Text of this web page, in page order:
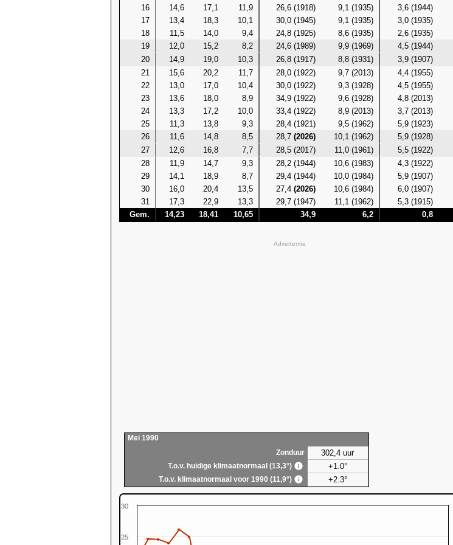
16
14,6 17,1 11,9 26,6 (1918) 9,1 (1935) 3,6 (1944)
17
13,4 18,3 10,1 30,0 (1945) 9,1 (1935) 3,0 (1935)
18
11,5 14,0 9,4 24,8 (1925) 8,6 (1935) 2,6 (1935)
19
12,0 15,2 8,2 24,6 (1989) 9,9 (1969) 4,5 (1944)
20
14,9 19,0 10,3 26,8 (1917) 8,8 (1931) 3,9 (1907)
21
15,6 20,2 11,7 28,0 (1922) 9,7 (2013) 4,4 (1955)
22
13,0 17,0 10,4 30,0 (1922) 9,3 (1928) 4,5 (1955)
23
13,6 18,0 8,9 34,9 (1922) 9,6 (1928) 4,8 (2013)
24
13,3 17,2 10,0 33,4 (1922) 8,9 (2013) 3,7 (2013)
25
11,3 13,8 9,3 28,4 (1921) 9,5 (1962) 5,9 (1923)
26
11,6 14,8 8,5 28,7 (2026) 10,1 (1962) 5,9 (1928)
27
12,6 16,8 7,7 28,5 (2017) 11,0 (1961) 5,5 (1922)
28
11,9 14,7 9,3 28,2 (1944) 10,6 (1983) 4,3 (1922)
29
14,1 18,9 8,7 29,4 (1944) 10,0 (1984) 5,9 (1907)
30
16,0 20,4 13,5 27,4 (2026) 10,6 (1984) 6,0 (1907)
31
17,3 22,9 13,3 29,7 (1947) 11,1 (1962) 5,3 (1915)
Gem.
14,23 18,41 10,65 34,9 6,2 0,8
Advertentie
Mei 1990
Zonduur
302,4 uur
T.o.v. huidige klimaatnormaal (13,3°) +1.0°
T.o.v. klimaatnormaal voor 1990 (11,9°) +2.3°
25
30